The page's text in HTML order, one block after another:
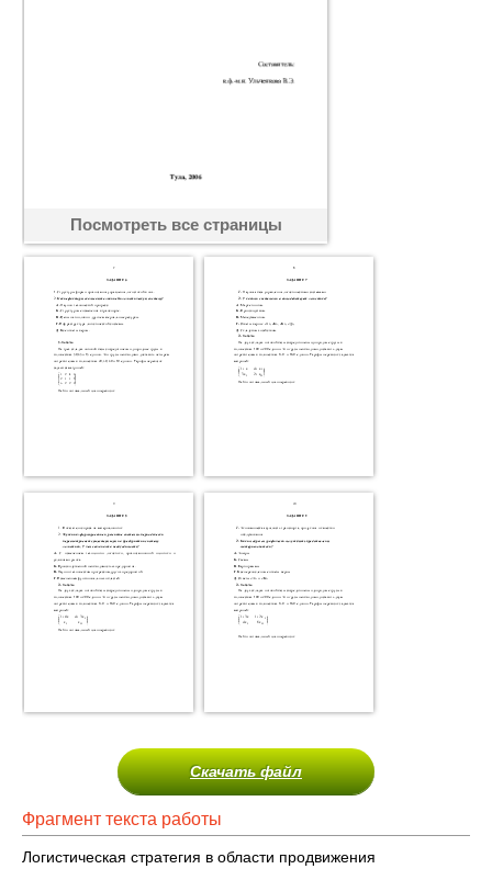
Посмотреть все страницы
Скачать файл
Фрагмент текста работы
Логистическая стратегия в области продвижения